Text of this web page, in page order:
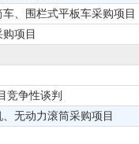
、围栏式平板车采购项目
项目
竞争性谈判
无动力滚筒采购项目